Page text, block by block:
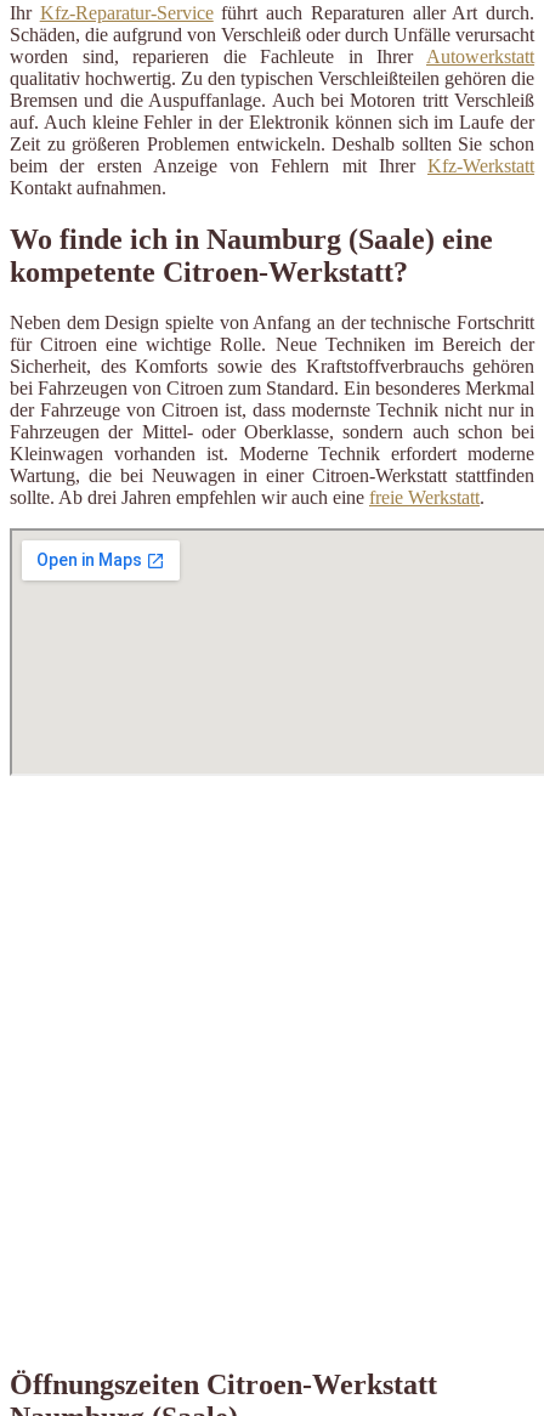
Ihr Kfz-Reparatur-Serviceführt auch Reparaturen aller Art durch.
Schäden, die aufgrund von Verschleiß oder durch Unfälle verursacht
worden sind, reparieren die Fachleute in Ihrer Autowerkstatt
qualitativ hochwertig. Zu den typischen Verschleißteilen gehören die
Bremsen und die Auspuffanlage. Auch bei Motoren tritt Verschleiß
auf. Auch kleine Fehler in der Elektronik können sich im Laufe der
Zeit zu größeren Problemen entwickeln. Deshalb sollten Sie schon
beim der ersten Anzeige von Fehlern mit Ihrer Kfz-Werkstatt
Kontakt aufnahmen.
Wo finde ich in Naumburg (Saale) eine
kompetente Citroen-Werkstatt?
Neben dem Design spielte von Anfang an der technische Fortschritt
für Citroen eine wichtige Rolle. Neue Techniken im Bereich der
Sicherheit, des Komforts sowie des Kraftstoffverbrauchs gehören
bei Fahrzeugen von Citroen zum Standard. Ein besonderes Merkmal
der Fahrzeuge von Citroen ist, dass modernste Technik nicht nur in
Fahrzeugen der Mittel- oder Oberklasse, sondern auch schon bei
Kleinwagen vorhanden ist. Moderne Technik erfordert moderne
Wartung, die bei Neuwagen in einer Citroen-Werkstatt stattfinden
sollte. Ab drei Jahren empfehlen wir auch eine freie Werkstatt.
Öffnungszeiten Citroen-Werkstatt